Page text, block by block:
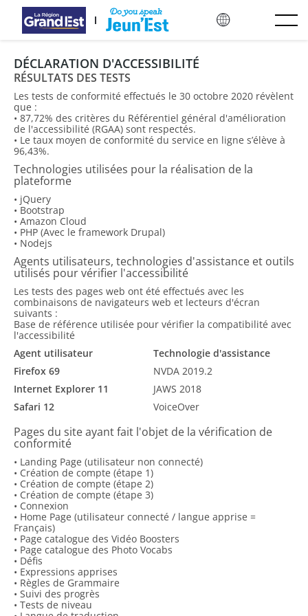
メインコンテンツにスキップ
DÉCLARATION D'ACCESSIBILITÉ
RÉSULTATS DES TESTS
Les tests de conformité effectués le 30 octobre 2020 révèlent
que :
• 87,72% des critères du Référentiel général d'amélioration
de l'accessibilité (RGAA) sont respectés.
• Le taux moyen de conformité du service en ligne s’élève à
96,43%.
Technologies utilisées pour la réalisation de la
plateforme
• jQuery
• Bootstrap
• Amazon Cloud
• PHP (Avec le framework Drupal)
• Nodejs
Agents utilisateurs, technologies d'assistance et outils
utilisés pour vérifier l'accessibilité
Les tests des pages web ont été effectués avec les
combinaisons de navigateurs web et lecteurs d'écran
suivants :
Base de référence utilisée pour vérifier la compatibilité avec
l'accessibilité
Agent utilisateur
Technologie d'assistance
Firefox 69
NVDA 2019.2
Internet Explorer 11
JAWS 2018
Safari 12
VoiceOver
Pages du site ayant fait l'objet de la vérification de
conformité
• Landing Page (utilisateur non connecté)
• Création de compte (étape 1)
• Création de compte (étape 2)
• Création de compte (étape 3)
• Connexion
• Home Page (utilisateur connecté / langue apprise =
Français)
• Page catalogue des Vidéo Boosters
• Page catalogue des Photo Vocabs
• Défis
• Expressions apprises
• Règles de Grammaire
• Suivi des progrès
• Tests de niveau